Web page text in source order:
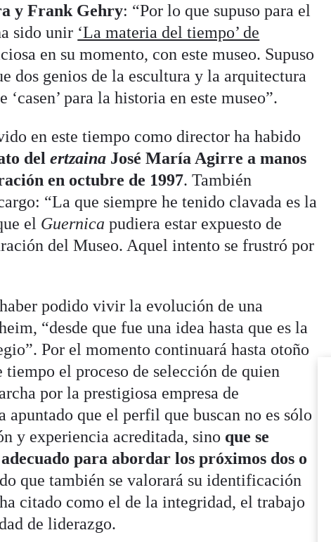
y Frank Gehry: “Por lo que supuso para el
sido unir ‘La materia del tiempo’ de
en su momento, con este museo. Supuso
dos genios de la escultura y la arquitectura
‘casen’ para la historia en este museo”.
en este tiempo como director ha habido
delertzaina José María Agirre a manos
en octubre de 1997. También
“La que siempre he tenido clavada es la
el Guernica pudiera estar expuesto de
del Museo. Aquel intento se frustró por
podido vivir la evolución de una
“desde que fue una idea hasta que es la
Por el momento continuará hasta otoño
el proceso de selección de quien
por la prestigiosa empresa de
apuntado que el perfil que buscan no es sólo
y experiencia acreditada, sino que se
para abordar los próximos dos o
que también se valorará su identificación
citado como el de la integridad, el trabajo
de liderazgo.